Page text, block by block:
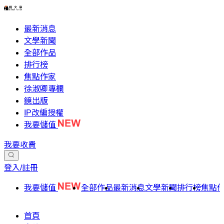
最新消息
文學新聞
全部作品
排行榜
焦點作家
徐淑卿專欄
鏡出版
IP改編授權
我要儲值
我要收費
登入/註冊
我要儲值 全部作品最新消息文學新聞排行榜焦點
首頁